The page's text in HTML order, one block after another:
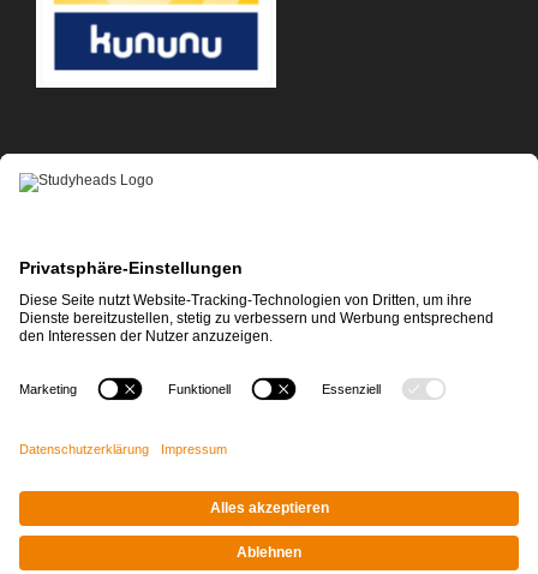
Impressum|Datenschutz